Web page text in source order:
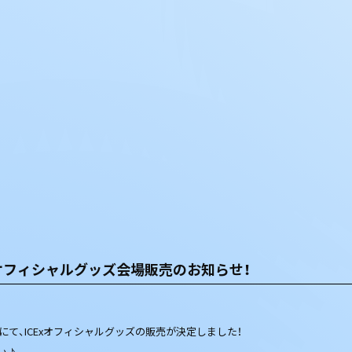
シャルグッズ会場販売のお知らせ！
、ICExオフィシャルグッズの販売が決定しました！